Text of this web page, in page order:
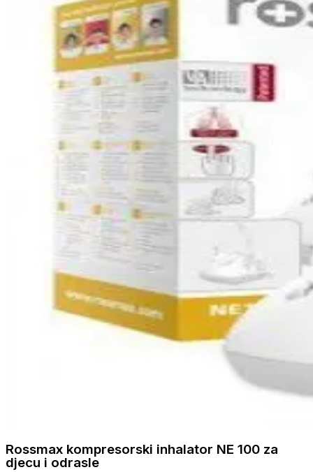
Rossmax kompresorski inhalator NE 100 za
djecu i odrasle